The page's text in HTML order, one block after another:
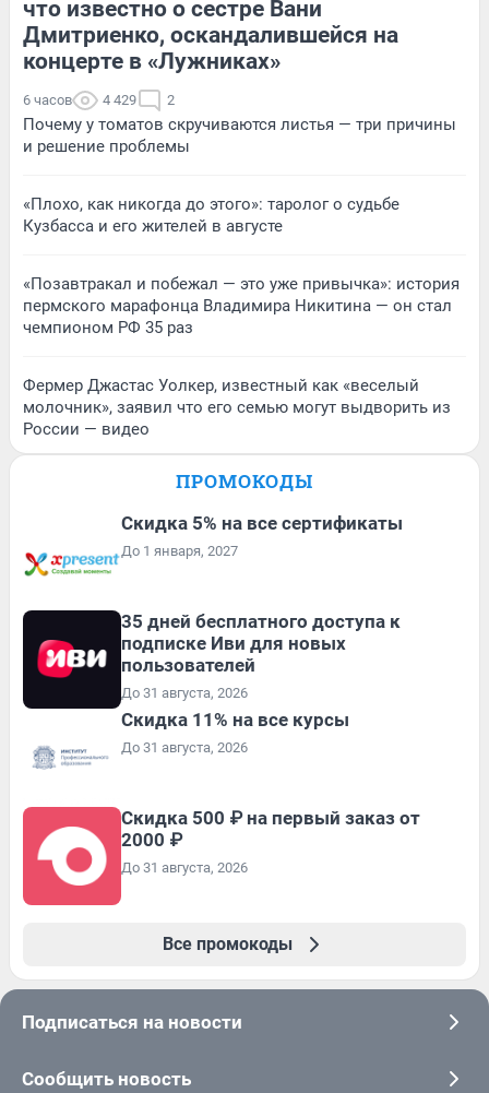
что известно о сестре Вани
Дмитриенко, оскандалившейся на
концерте в «Лужниках»
6 часов 4 429 2
Почему у томатов скручиваются листья — три причины
и решение проблемы
«Плохо, как никогда до этого»: таролог о судьбе
Кузбасса и его жителей в августе
«Позавтракал и побежал — это уже привычка»: история
пермского марафонца Владимира Никитина — он стал
чемпионом РФ 35 раз
Фермер Джастас Уолкер, известный как «веселый
молочник», заявил что его семью могут выдворить из
России — видео
ПРОМОКОДЫ
Скидка 5% на все сертификаты
До 1 января, 2027
35 дней бесплатного доступа к
подписке Иви для новых
пользователей
До 31 августа, 2026
Скидка 11% на все курсы
До 31 августа, 2026
Скидка 500 ₽ на первый заказ от
2000 ₽
До 31 августа, 2026
Все промокоды
Подписаться на новости
Сообщить новость